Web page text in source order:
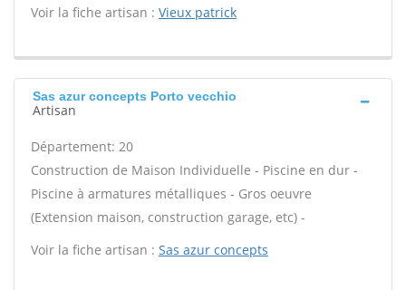
Voir la fiche artisan : Vieux patrick
Sas azur concepts Porto vecchio
Artisan
Département: 20
Construction de Maison Individuelle - Piscine en dur -
Piscine à armatures métalliques - Gros oeuvre
(Extension maison, construction garage, etc) -
Voir la fiche artisan : Sas azur concepts